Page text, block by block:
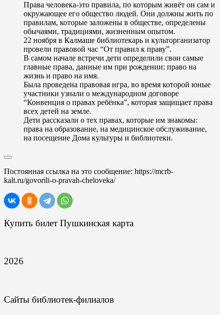
Права человека-это правила, по которым живёт он сам и
окружающее его общество людей. Они должны жить по
правилам, которые заложены в обществе, определены
обычаями, традициями, жизненным опытом.
22 ноября в Калмаше библиотекарь и культорганизатор
провели правовой час “От правил к праву”.
В самом начале встречи дети определили свои самые
главные права, данные им при рождении: право на
жизнь и право на имя.
Была проведена правовая игра, во время которой юные
участники узнали о международном договоре
“Конвенция о правах ребёнка”, которая защищает права
всех детей на земле.
Дети рассказали о тех правах, которые им знакомы:
права на образование, на медицинское обслуживание,
на посещение Дома культуры и библиотеки.
Постоянная ссылка на это сообщение: https://mcrb-
kalt.ru/govorili-o-pravah-cheloveka/
Купить билет Пушкинская карта
2026
Сайты библиотек-филиалов